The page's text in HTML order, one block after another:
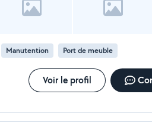
Manutention Port de meuble
Voir le profil